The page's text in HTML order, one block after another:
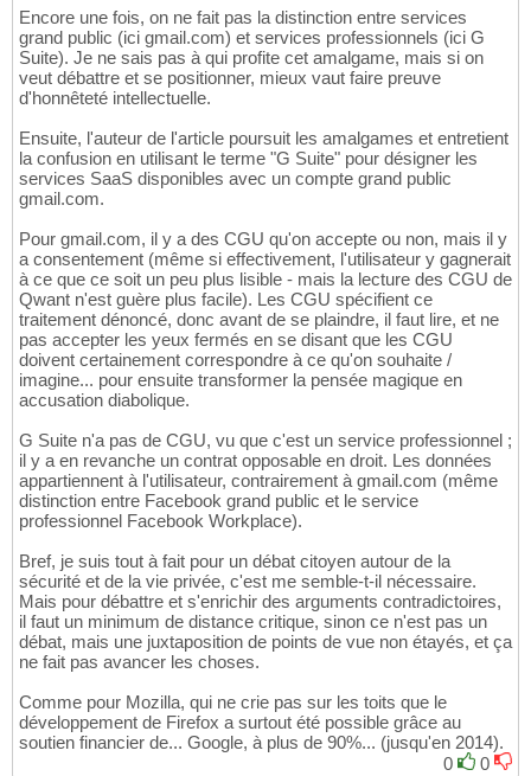
Encore une fois, on ne fait pas la distinction entre services
grand public (ici gmail.com) et services professionnels (ici G
Suite). Je ne sais pas à qui profite cet amalgame, mais si on
veut débattre et se positionner, mieux vaut faire preuve
d'honnêteté intellectuelle.
Ensuite, l'auteur de l'article poursuit les amalgames et entretient
la confusion en utilisant le terme "G Suite" pour désigner les
services SaaS disponibles avec un compte grand public
gmail.com.
Pour gmail.com, il y a des CGU qu'on accepte ou non, mais il y
a consentement (même si effectivement, l'utilisateur y gagnerait
à ce que ce soit un peu plus lisible - mais la lecture des CGU de
Qwant n'est guère plus facile). Les CGU spécifient ce
traitement dénoncé, donc avant de se plaindre, il faut lire, et ne
pas accepter les yeux fermés en se disant que les CGU
doivent certainement correspondre à ce qu'on souhaite /
imagine... pour ensuite transformer la pensée magique en
accusation diabolique.
G Suite n'a pas de CGU, vu que c'est un service professionnel ;
il y a en revanche un contrat opposable en droit. Les données
appartiennent à l'utilisateur, contrairement à gmail.com (même
distinction entre Facebook grand public et le service
professionnel Facebook Workplace).
Bref, je suis tout à fait pour un débat citoyen autour de la
sécurité et de la vie privée, c'est me semble-t-il nécessaire.
Mais pour débattre et s'enrichir des arguments contradictoires,
il faut un minimum de distance critique, sinon ce n'est pas un
débat, mais une juxtaposition de points de vue non étayés, et ça
ne fait pas avancer les choses.
Comme pour Mozilla, qui ne crie pas sur les toits que le
développement de Firefox a surtout été possible grâce au
soutien financier de... Google, à plus de 90%... (jusqu'en 2014).
0
0